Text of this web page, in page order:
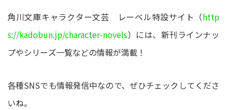
角川文庫キャラクター文芸 レーベル特設サイト（http
s://kadobun.jp/character-novels）には、新刊ラインナッ
プやシリーズ一覧などの情報が満載！
各種SNSでも情報発信中なので、ぜひチェックしてくださ
いね。